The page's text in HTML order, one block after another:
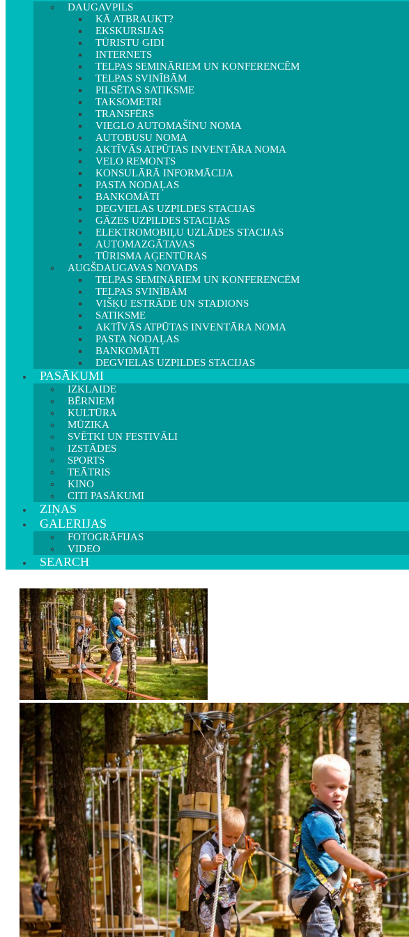
DAUGAVPILS
KĀ ATBRAUKT?
EKSKURSIJAS
TŪRISTU GIDI
INTERNETS
TELPAS SEMINĀRIEM UN KONFERENCĒM
TELPAS SVINĪBĀM
PILSĒTAS SATIKSME
TAKSOMETRI
TRANSFĒRS
VIEGLO AUTOMAŠĪNU NOMA
AUTOBUSU NOMA
AKTĪVĀS ATPŪTAS INVENTĀRA NOMA
VELO REMONTS
KONSULĀRĀ INFORMĀCIJA
PASTA NODAĻAS
BANKOMĀTI
DEGVIELAS UZPILDES STACIJAS
GĀZES UZPILDES STACIJAS
ELEKTROMOBIĻU UZLĀDES STACIJAS
AUTOMAZGĀTAVAS
TŪRISMA AĢENTŪRAS
AUGŠDAUGAVAS NOVADS
TELPAS SEMINĀRIEM UN KONFERENCĒM
TELPAS SVINĪBĀM
VIŠĶU ESTRĀDE UN STADIONS
SATIKSME
AKTĪVĀS ATPŪTAS INVENTĀRA NOMA
PASTA NODAĻAS
BANKOMĀTI
DEGVIELAS UZPILDES STACIJAS
PASĀKUMI
IZKLAIDE
BĒRNIEM
KULTŪRA
MŪZIKA
SVĒTKI UN FESTIVĀLI
IZSTĀDES
SPORTS
TEĀTRIS
KINO
CITI PASĀKUMI
ZIŅAS
GALERIJAS
FOTOGRĀFIJAS
VIDEO
SEARCH